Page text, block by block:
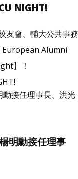
NIGHT!
友會、輔大公共事務
European Alumni
】！
明勳接任理事